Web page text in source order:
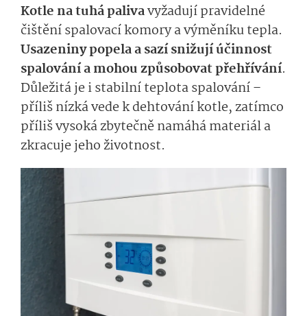
Kotle na tuhá palivavyžadují pravidelné
čištění spalovací komory a výměníku tepla.
Usazeniny popela a sazí snižují účinnost
spalování a mohou způsobovat přehřívání.
Důležitá je i stabilní teplota spalování –
příliš nízká vede k dehtování kotle, zatímco
příliš vysoká zbytečně namáhá materiál a
zkracuje jeho životnost.